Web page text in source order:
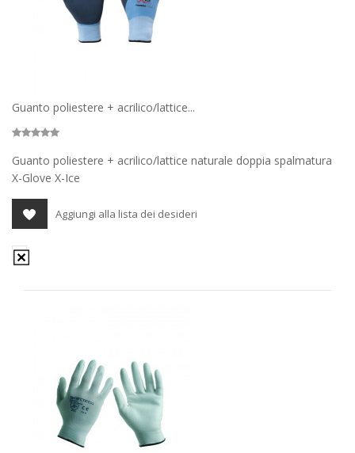
Guanto poliestere + acrilico/lattice...
Guanto poliestere + acrilico/lattice naturale doppia spalmatura
X-Glove X-Ice
Aggiungi alla lista dei desideri